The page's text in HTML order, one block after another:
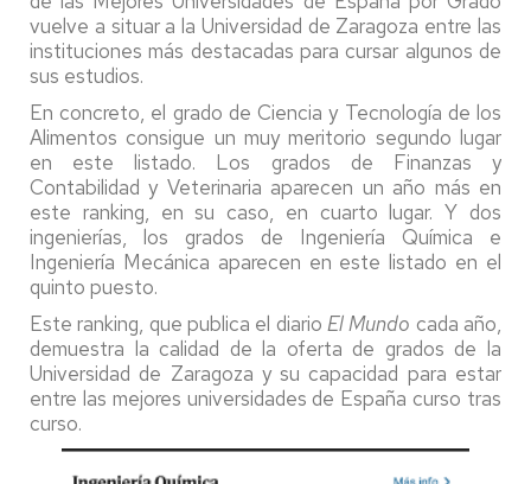
vuelve a situar a la Universidad de Zaragoza entre las
instituciones más destacadas para cursar algunos de
sus estudios.
En concreto, el grado de Ciencia y Tecnología de los
Alimentos consigue un muy meritorio segundo lugar
en este listado. Los grados de Finanzas y
Contabilidad y Veterinaria aparecen un año más en
este ranking, en su caso, en cuarto lugar. Y dos
ingenierías, los grados de Ingeniería Química e
Ingeniería Mecánica aparecen en este listado en el
quinto puesto.
Este ranking, que publica el diario El Mundo cada año,
demuestra la calidad de la oferta de grados de la
Universidad de Zaragoza y su capacidad para estar
entre las mejores universidades de España curso tras
curso.